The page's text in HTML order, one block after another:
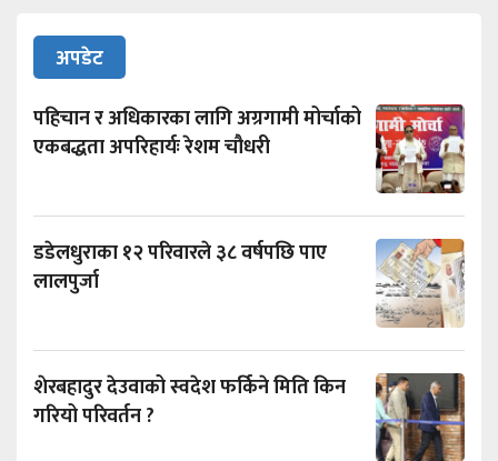
अपडेट
पहिचान र अधिकारका लागि अग्रगामी मोर्चाको
एकबद्धता अपरिहार्यः रेशम चौधरी
डडेलधुराका १२ परिवारले ३८ वर्षपछि पाए
लालपुर्जा
शेरबहादुर देउवाको स्वदेश फर्किने मिति किन
गरियो परिवर्तन ?